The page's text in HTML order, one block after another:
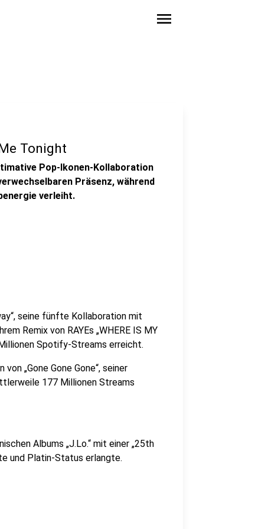
menu
Tonight
Pop-Ikonen-Kollaboration
Präsenz, während
verleiht.
seine fünfte Kollaboration mit
Remix von RAYEs „WHERE IS MY
Spotify-Streams erreicht.
„Gone Gone Gone“, seiner
177 Millionen Streams
Albums „J.Lo.“ mit einer „25th
und Platin-Status erlangte.